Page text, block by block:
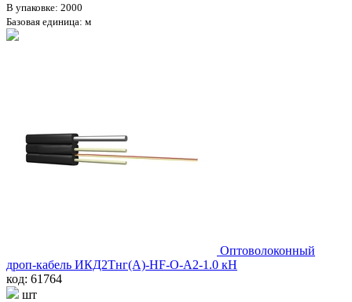
В упаковке: 2000
Базовая единица: м
Оптоволоконный
дроп-кабель ИКД2Тнг(А)-HF-O-А2-1.0 кН
код: 61764
шт